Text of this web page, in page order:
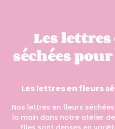
Les
séchées
Les lettres en fleurs
Nos lettres en fleurs
la main dans notre atelier de